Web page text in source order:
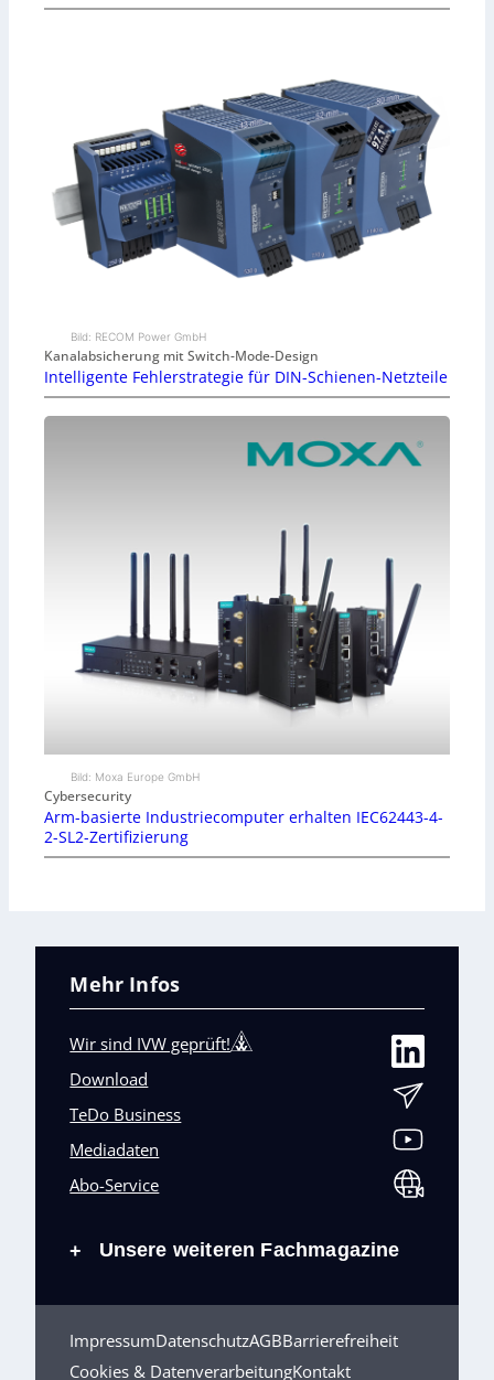
Bild: RECOM Power GmbH
Kanalabsicherung mit Switch-Mode-Design
Intelligente Fehlerstrategie für DIN-Schienen-Netzteile
Bild: Moxa Europe GmbH
Cybersecurity
Arm-basierte Industriecomputer erhalten IEC62443-4-
2-SL2-Zertifizierung
Mehr Infos
Wir sind IVW geprüft!
Download
TeDo Business
Mediadaten
Abo-Service
+ Unsere weiteren Fachmagazine
ImpressumDatenschutzAGBBarrierefreiheit
Cookies & DatenverarbeitungKontakt